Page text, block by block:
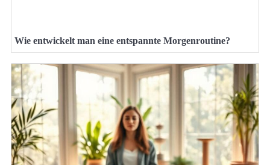
Wie entwickelt man eine entspannte Morgenroutine?